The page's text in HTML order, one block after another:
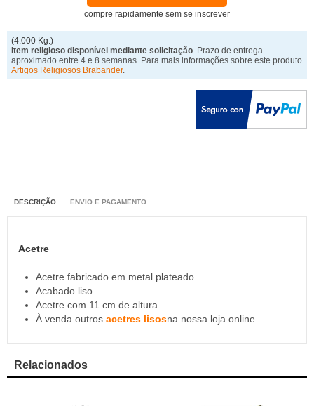
compre rapidamente sem se inscrever
(4.000 Kg.)
Item religioso disponível mediante solicitação . Prazo de entrega
aproximado entre 4 e 8 semanas. Para mais informações sobre este produto
Artigos Religiosos Brabander.
DESCRIÇÃO ENVIO E PAGAMENTO
Acetre
Acetre fabricado em metal plateado.
Acabado liso.
Acetre com 11 cm de altura.
À venda outros acetres lisosna nossa loja online.
Relacionados